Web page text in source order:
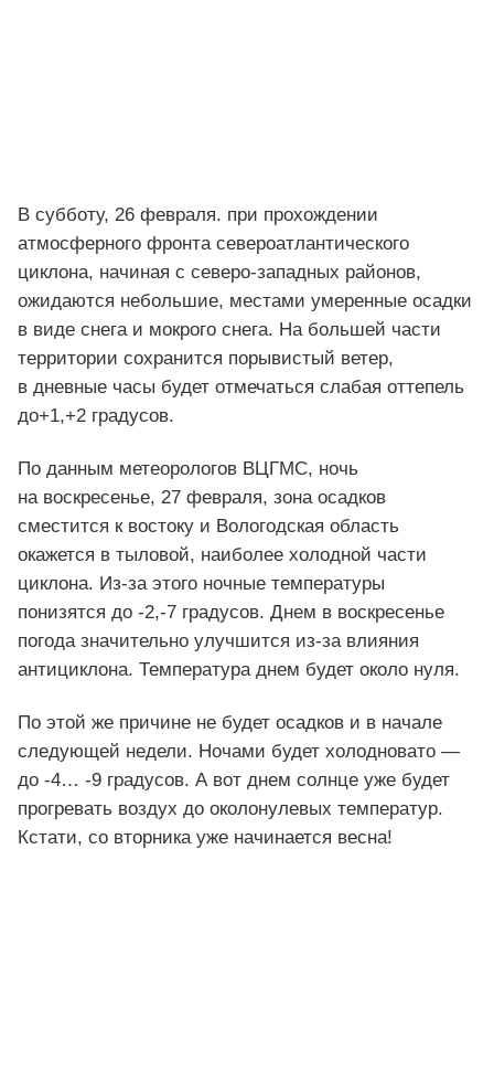
В субботу, 26 февраля. при прохождении
атмосферного фронта североатлантического
циклона, начиная с северо-западных районов,
ожидаются небольшие, местами умеренные осадки
в виде снега и мокрого снега. На большей части
территории сохранится порывистый ветер,
в дневные часы будет отмечаться слабая оттепель
до+1,+2 градусов.
По данным метеорологов ВЦГМС, ночь
на воскресенье, 27 февраля, зона осадков
сместится к востоку и Вологодская область
окажется в тыловой, наиболее холодной части
циклона. Из-за этого ночные температуры
понизятся до -2,-7 градусов. Днем в воскресенье
погода значительно улучшится из-за влияния
антициклона. Температура днем будет около нуля.
По этой же причине не будет осадков и в начале
следующей недели. Ночами будет холодновато —
до -4… -9 градусов. А вот днем солнце уже будет
прогревать воздух до околонулевых температур.
Кстати, со вторника уже начинается весна!